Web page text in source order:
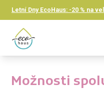
Letní Dny EcoHaus: -20 % na
Možnosti